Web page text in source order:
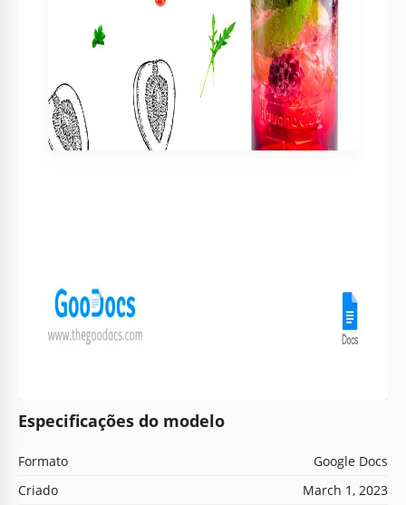
Especificações do modelo
Formato
Google Docs
Criado
March 1, 2023